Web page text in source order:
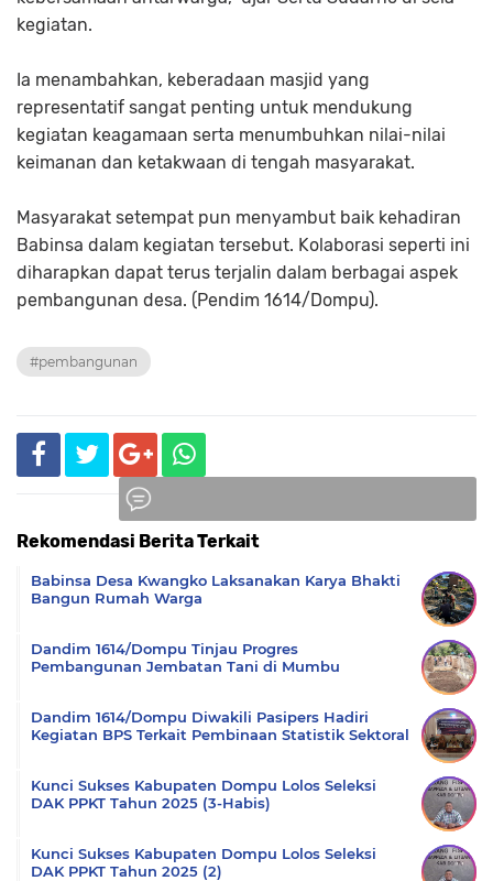
kegiatan.
Ia menambahkan, keberadaan masjid yang
representatif sangat penting untuk mendukung
kegiatan keagamaan serta menumbuhkan nilai-nilai
keimanan dan ketakwaan di tengah masyarakat.
Masyarakat setempat pun menyambut baik kehadiran
Babinsa dalam kegiatan tersebut. Kolaborasi seperti ini
diharapkan dapat terus terjalin dalam berbagai aspek
pembangunan desa. (Pendim 1614/Dompu).
#pembangunan
Rekomendasi Berita Terkait
Babinsa Desa Kwangko Laksanakan Karya Bhakti
Bangun Rumah Warga
Dandim 1614/Dompu Tinjau Progres
Pembangunan Jembatan Tani di Mumbu
Dandim 1614/Dompu Diwakili Pasipers Hadiri
Kegiatan BPS Terkait Pembinaan Statistik Sektoral
Kunci Sukses Kabupaten Dompu Lolos Seleksi
DAK PPKT Tahun 2025 (3-Habis)
Kunci Sukses Kabupaten Dompu Lolos Seleksi
DAK PPKT Tahun 2025 (2)